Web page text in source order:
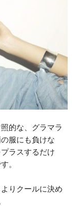
的な、グラマラ
服にも負けな
ラスするだけ
。
りクールに決め